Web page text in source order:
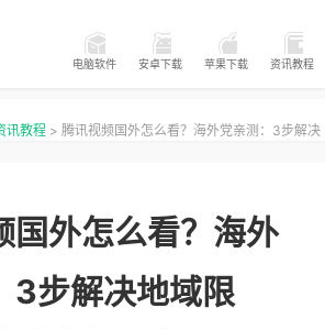
电脑软件 安卓下载 苹果下载 资讯教程
讯教程 > 腾讯视频国外怎么看？海外党亲测：3步解决
国外怎么看？海外
3步解决地域限